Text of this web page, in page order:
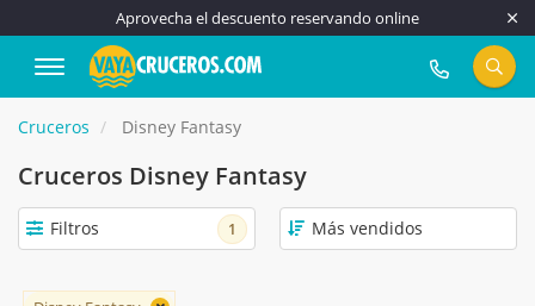
Aprovecha el descuento reservando online
917 815 555
Cruceros Disney Fantasy
Cruceros Disney Fantasy
Filtros 1